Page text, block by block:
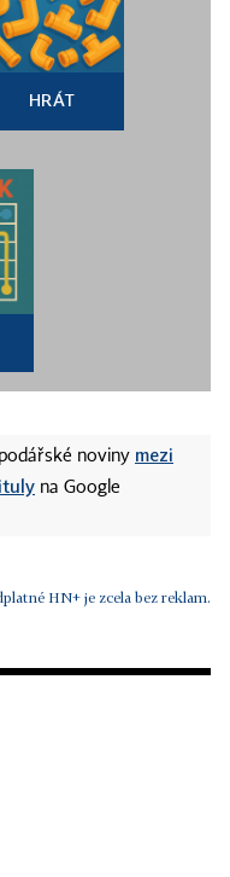
HRÁT
noviny mezi
na Google
HN+ je zcela bez reklam.